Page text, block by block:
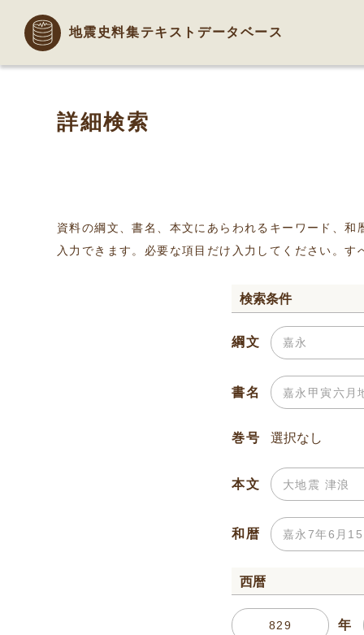
地震史料集テキストデータベース
詳細検索
資料の綱文、書名、本文にあらわれるキーワード、
入力できます。必要な項目だけ入力してください。
検索条件
綱文
書名
巻号
本文
和暦
西暦
年